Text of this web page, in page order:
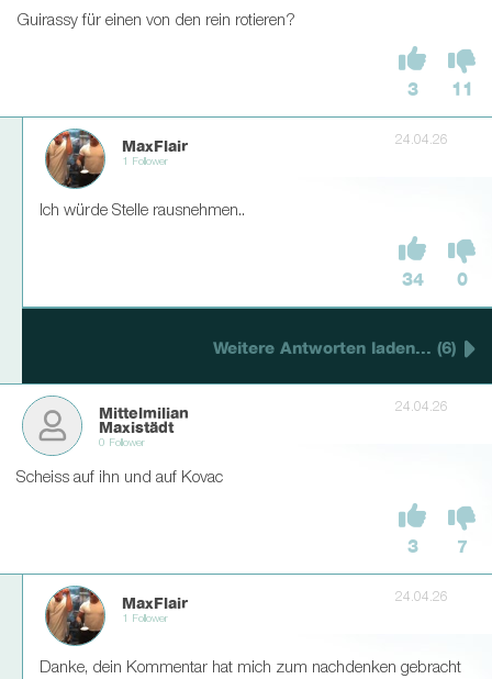
Guirassy für einen von den rein rotieren?
3 11
MaxFlair
1 Follower
24.04.26
Ich würde Stelle rausnehmen..
34 0
Weitere Antworten laden... (6)
Mittelmilian
Maxistädt
0 Follower
24.04.26
Scheiss auf ihn und auf Kovac
3 7
MaxFlair
1 Follower
24.04.26
Danke, dein Kommentar hat mich zum nachdenken gebracht